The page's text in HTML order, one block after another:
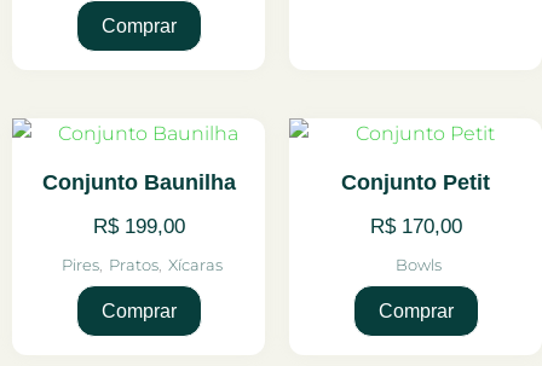
Comprar
Conjunto Baunilha
R$199,00
Pires, Pratos, Xícaras
Comprar
Conjunto Petit
R$170,00
Bowls
Comprar